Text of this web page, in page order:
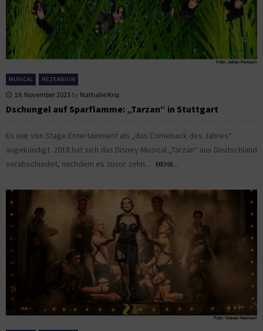
MUSICAL REZENSION
19. November 2023 by Nathalie Kroj
Dschungel auf Sparflamme: „Tarzan“ in Stuttgart
Es war von Stage Entertainment als „das Comeback des Jahres“
angekündigt. 2018 hat sich das Disney-Musical „Tarzan“ aus Deutschland
verabschiedet, nachdem es zuvor zehn...
MEHR...